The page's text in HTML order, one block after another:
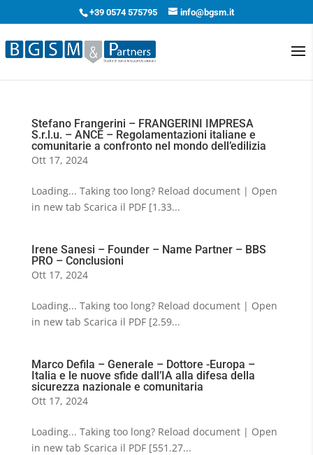
+39 0574 575795 info@bgsm.it
Stefano Frangerini – FRANGERINI IMPRESA
S.r.l.u. – ANCE – Regolamentazioni italiane e
comunitarie a confronto nel mondo dell’edilizia
Ott 17, 2024
Loading... Taking too long? Reload document | Open
in new tab Scarica il PDF [1.33...
Irene Sanesi – Founder – Name Partner – BBS
PRO – Conclusioni
Ott 17, 2024
Loading... Taking too long? Reload document | Open
in new tab Scarica il PDF [2.59...
Marco Defila – Generale – Dottore -Europa –
Italia e le nuove sfide dall’IA alla difesa della
sicurezza nazionale e comunitaria
Ott 17, 2024
Loading... Taking too long? Reload document | Open
in new tab Scarica il PDF [551.27...